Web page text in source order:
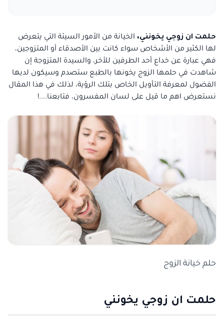
حلمت ان زوجي يخونني، الخيانة من الأمور السيئة التي يتعرض
لها الكثير من الأشخاص سواء كانت بين الأصدقاء أو المتزوجين،
فهي عبارة عن خداع أحد الطرفين للأخر، والسيدة المتزوجة إن
شاهدت في حلمها الزوج يخونها بالطبع ستصدم وسيكون لديها
الفضول لمعرفة التأويل الخاص بتلك الرؤية، لذلك في هذا المقال
نستعرض اهم ما قيل على لسان المفسرون، فتابعنا....!
حلم خيانة الزوج
حلمت ان زوجي يخونني